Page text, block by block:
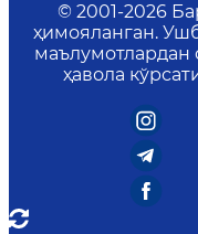
© 2001-2026
ҳимояланган.
маълумотлардан
ҳавола